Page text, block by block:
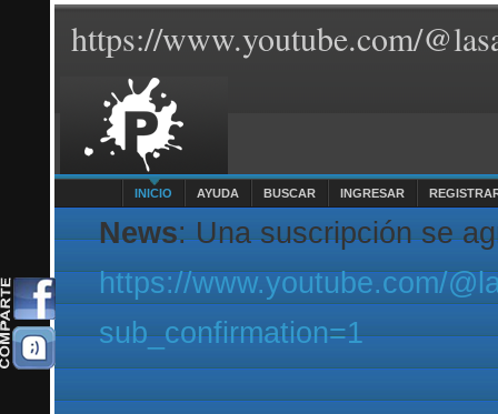
https://www.youtube.com/
INICIO AYUDA BUSCAR INGRESAR
News: Una suscripción se
https://www.youtube.com/
sub_confirmation=1